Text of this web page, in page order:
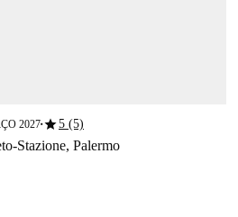
2027■star5 (5)
Stazione, Palermo